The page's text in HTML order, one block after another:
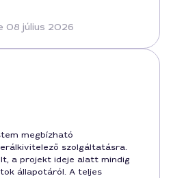
08 július 2026
megbízható
szolgáltatásra.
a projekt ideje alatt mindig
állapotáról. A teljes